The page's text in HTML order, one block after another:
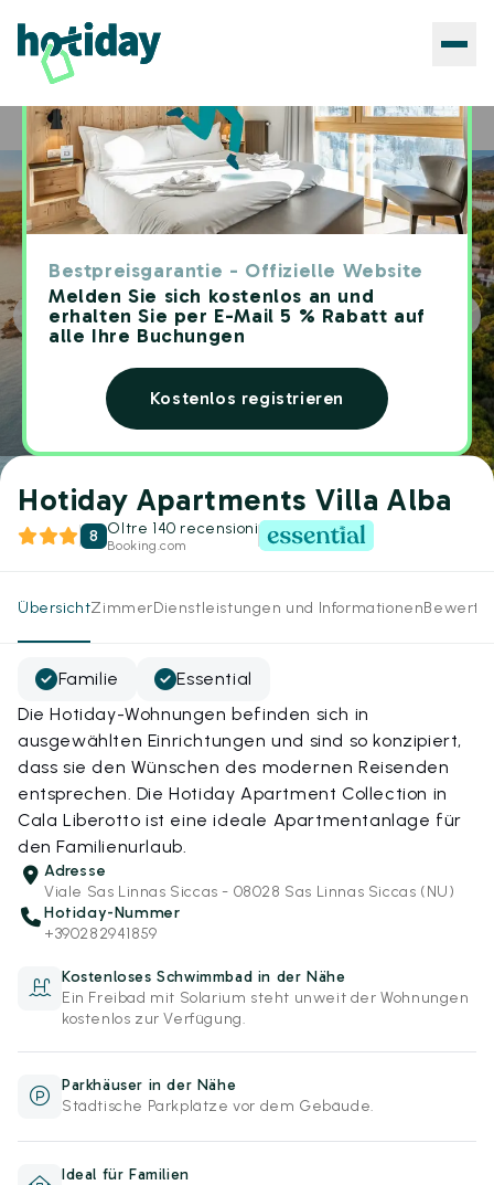
Bestpreisgarantie - Offizielle Website
Melden Sie sich kostenlos an und
erhalten Sie per E-Mail 5 % Rabatt auf
alle Ihre Buchungen
Kostenlos registrieren
Home Hotels Hotiday Apartments Villa Alba
Hotiday Apartments Villa Alba
8 Oltre 140 recensioni
Booking.com
ÜbersichtZimmerDienstleistungen und Informationen
Familie
Essential
Die Hotiday-Wohnungen befinden sich in
ausgewählten Einrichtungen und sind so konzipiert,
dass sie den Wünschen des modernen Reisenden
entsprechen. Die Hotiday Apartment Collection in
Cala Liberotto ist eine ideale Apartmentanlage für
den Familienurlaub.
Adresse
Viale Sas Linnas Siccas - 08028 Sas Linnas Siccas (NU)
Hotiday-Nummer
+390282941859
Kostenloses Schwimmbad in der Nähe
Ein Freibad mit Solarium steht unweit der Wohnungen
kostenlos zur Verfügung.
Parkhäuser in der Nähe
Städtische Parkplätze vor dem Gebäude.
Ideal für Familien